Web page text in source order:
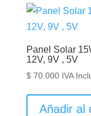
Panel Solar
12V, 9V , 5V
$70.000 IVA
Añadir al